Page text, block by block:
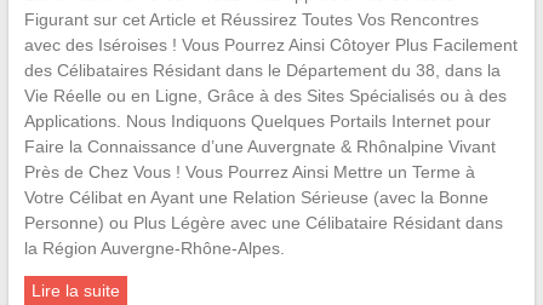
Figurant sur cet Article et Réussirez Toutes Vos Rencontres
avec des Iséroises ! Vous Pourrez Ainsi Côtoyer Plus Facilement
des Célibataires Résidant dans le Département du 38, dans la
Vie Réelle ou en Ligne, Grâce à des Sites Spécialisés ou à des
Applications. Nous Indiquons Quelques Portails Internet pour
Faire la Connaissance d’une Auvergnate & Rhônalpine Vivant
Près de Chez Vous ! Vous Pourrez Ainsi Mettre un Terme à
Votre Célibat en Ayant une Relation Sérieuse (avec la Bonne
Personne) ou Plus Légère avec une Célibataire Résidant dans
la Région Auvergne-Rhône-Alpes.
Lire la suite